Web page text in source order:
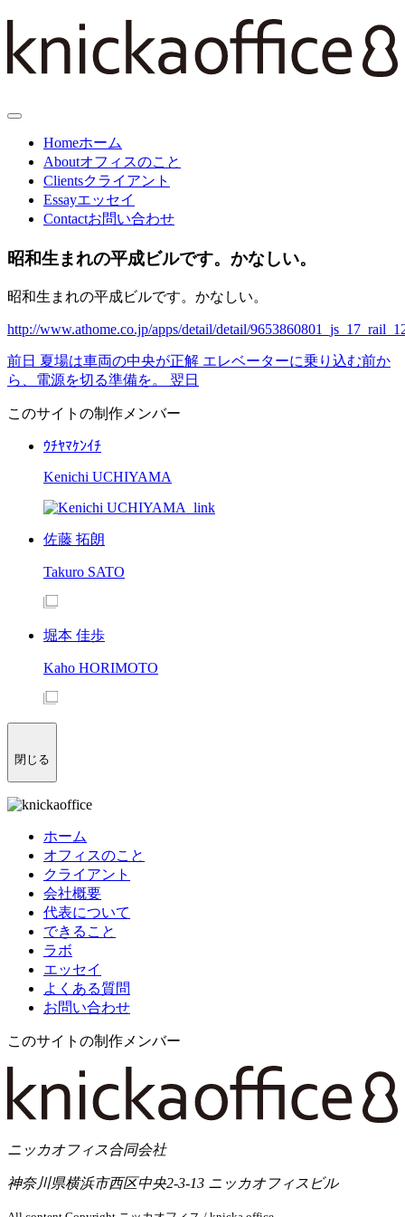
Homeホーム
Aboutオフィスのこと
Clientsクライアント
Essayエッセイ
Contactお問い合わせ
昭和生まれの平成ビルです。かなしい。
昭和生まれの平成ビルです。かなしい。
http://www.athome.co.jp/apps/detail/detail/
前日 夏場は車両の中央が正解 エレベーターに乗り込む前か
ら、電源を切る準備を。 翌日
このサイトの制作メンバー
ｳﾁﾔﾏｹﾝｲﾁ
Kenichi UCHIYAMA
佐藤 拓朗
Takuro SATO
堀本 佳歩
Kaho HORIMOTO
閉じる
ホーム
オフィスのこと
クライアント
会社概要
代表について
できること
ラボ
エッセイ
よくある質問
お問い合わせ
このサイトの制作メンバー
ニッカオフィス合同会社
神奈川県横浜市西区中央2-3-13 ニッカオフィスビル